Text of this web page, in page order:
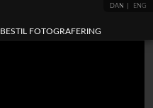
DAN ENG
BESTIL FOTOGRAFERING